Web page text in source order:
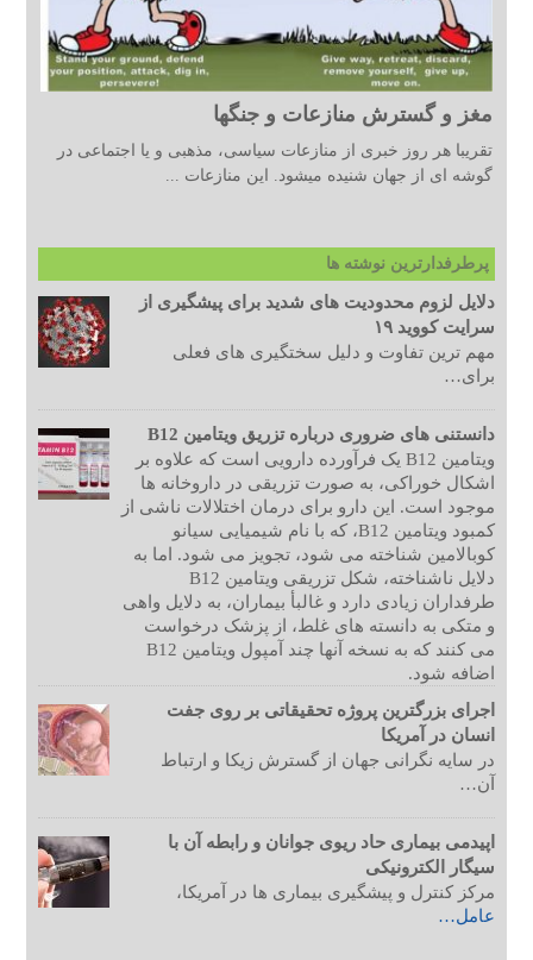
مغز و گسترش منازعات و جنگها
تقریبا هر روز خبری از منازعات سیاسی، مذهبی و یا اجتماعی در
گوشه ای از جهان شنیده میشود. این منازعات ...
پرطرفدارترین نوشته ها
دلایل لزوم محدودیت های شدید برای پیشگیری از
سرایت کووید ۱۹
مهم ترین تفاوت و دلیل سختگیری های فعلی
برای…
دانستنی های ضروری درباره تزریق ویتامین B12
ویتامین B12 یک فرآورده دارویی است که علاوه بر
اشکال خوراکی، به صورت تزریقی در داروخانه ها
موجود است. این دارو برای درمان اختلالات ناشی از
کمبود ویتامین B12، که با نام شیمیایی سیانو
کوبالامین شناخته می شود، تجویز می شود. اما به
دلایل ناشناخته، شکل تزریقی ویتامین B12
طرفداران زیادی دارد و غالبأ بیماران، به دلایل واهی
و متکی به دانسته های غلط، از پزشک درخواست
می کنند که به نسخه آنها چند آمپول ویتامین B12
اضافه شود.
اجرای بزرگترین پروژه تحقیقاتی بر روی جفت
انسان در آمریکا
در سایه نگرانی جهان از گسترش زیکا و ارتباط
آن…
اپیدمی بیماری حاد ریوی جوانان و رابطه آن با
سیگار الکترونیکی
مرکز کنترل و پیشگیری بیماری ها در آمریکا،
عامل…